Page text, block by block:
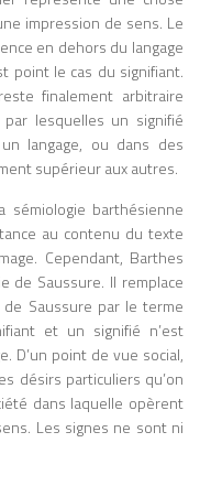
impression de sens. Le
en dehors du langage
point le cas du signifiant.
finalement arbitraire
lesquelles un signifié
langage, ou dans des
supérieur aux autres.
sémiologie barthésienne
au contenu du texte
Cependant, Barthes
de Saussure. Il remplace
Saussure par le terme
et un signifié n’est
D’un point de vue social,
désirs particuliers qu’on
dans laquelle opèrent
Les signes ne sont ni
la communication
collective, étaient
globale et
La Galaxie
ainsi l’un des
de McLuhan : l’idée que
et non simplement
véhicule, façonne la
humaine. L’ouvrage
brillante comment une
transformer
et la pensée,
pour ses analyses
médias électroniques
». En résumé, La
est une réflexion
des médias et
la culture, qui reste
référence incontournable